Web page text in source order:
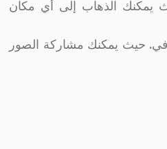
يمكنك الذهاب إلى أي مكان
حيث يمكنك مشاركة الصور